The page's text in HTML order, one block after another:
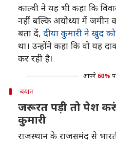
काल्वी ने यह भी कहा कि
नहीं बल्कि अयोध्या में जमीन
बता दें, दीया कुमारी ने खुद
था। उन्होंने कहा कि वो यह
कर रही है।
आपने 60%
बयान
जरूरत पड़ी तो पेश
कुमारी
राजस्थान के राजसमंद से